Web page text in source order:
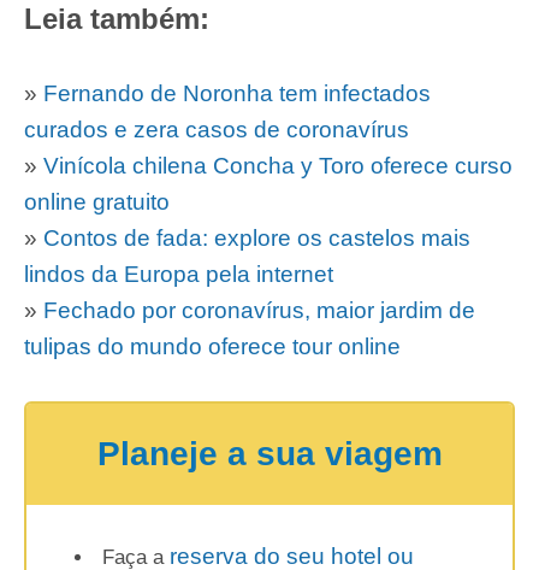
Leia também:
» Fernando de Noronha tem infectados
curados e zera casos de coronavírus
» Vinícola chilena Concha y Toro oferece curso
online gratuito
» Contos de fada: explore os castelos mais
lindos da Europa pela internet
» Fechado por coronavírus, maior jardim de
tulipas do mundo oferece tour online
Planeje a sua viagem
Faça a reserva do seu hotel ou